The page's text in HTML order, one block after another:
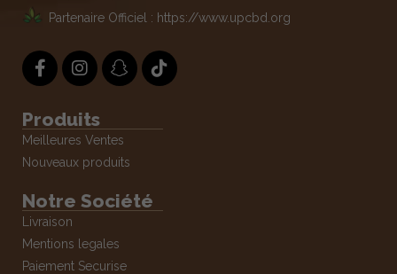
Partenaire Officiel : https://www.upcbd.org
Produits
Meilleures Ventes
Nouveaux produits
Notre Société
Livraison
Mentions legales
Paiement Securise